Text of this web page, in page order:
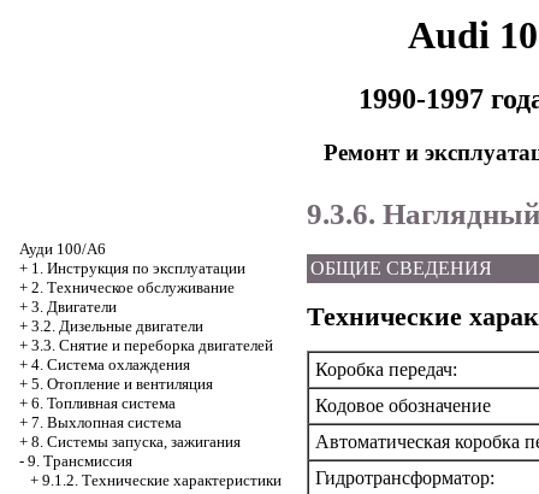
Audi
1990-1997
Ремонт и
Ауди 100/А6
+ 1. Инструкция по эксплуатации
+ 2. Техническое обслуживание
+ 3. Двигатели
+ 3.2. Дизельные двигатели
+ 3.3. Снятие и переборка двигателей
+ 4. Система охлаждения
+ 5. Отопление и вентиляция
+ 6. Топливная система
+ 7. Выхлопная система
+ 8. Системы запуска, зажигания
- 9. Трансмиссия
+ 9.1.2. Технические характеристики
9.3.6.
ОБЩИЕ СВЕДЕНИЯ
Технические
Коробка передач:
Кодовое обозначение
Автоматическая коробка
Гидротрансформатор: